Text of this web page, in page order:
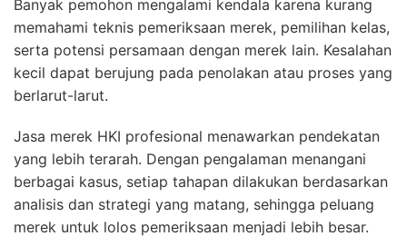
Banyak pemohon mengalami kendala karena kurang
memahami teknis pemeriksaan merek, pemilihan kelas,
serta potensi persamaan dengan merek lain. Kesalahan
kecil dapat berujung pada penolakan atau proses yang
berlarut-larut.
Jasa merek HKI profesional menawarkan pendekatan
yang lebih terarah. Dengan pengalaman menangani
berbagai kasus, setiap tahapan dilakukan berdasarkan
analisis dan strategi yang matang, sehingga peluang
merek untuk lolos pemeriksaan menjadi lebih besar.